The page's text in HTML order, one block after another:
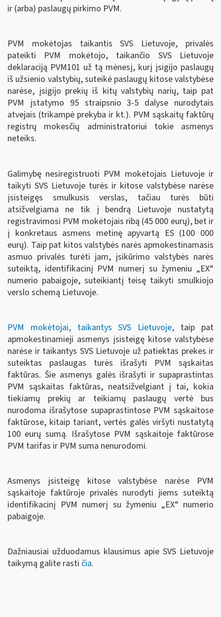
ir (arba) paslaugų pirkimo PVM.
PVM mokėtojas taikantis SVS Lietuvoje, privalės
pateikti PVM mokėtojo, taikančio SVS Lietuvoje
deklaraciją PVM101 už tą mėnesį, kurį įsigijo paslaugų
iš užsienio valstybių, suteikė paslaugų kitose valstybėse
narėse, įsigijo prekių iš kitų valstybių narių, taip pat
PVM įstatymo 95 straipsnio 3-5 dalyse nurodytais
atvejais (trikampė prekyba ir kt.). PVM sąskaitų faktūrų
registrų mokesčių administratoriui tokie asmenys
neteiks.
Galimybę nesiregistruoti PVM mokėtojais Lietuvoje ir
taikyti SVS Lietuvoje turės ir kitose valstybėse narėse
įsisteigęs smulkusis verslas, tačiau turės būti
atsižvelgiama ne tik į bendrą Lietuvoje nustatytą
registravimosi PVM mokėtojais ribą (45 000 eurų), bet ir
į konkretaus asmens metinę apyvartą ES (100 000
eurų). Taip pat kitos valstybės narės apmokestinamasis
asmuo privalės turėti jam, įsikūrimo valstybės narės
suteiktą, identifikacinį PVM numerį su žymeniu „EX“
numerio pabaigoje, suteikiantį teisę taikyti smulkiojo
verslo schemą Lietuvoje.
PVM mokėtojai, taikantys SVS Lietuvoje, taip pat
apmokestinamieji asmenys įsisteigę kitose valstybėse
narėse ir taikantys SVS Lietuvoje už patiektas prekes ir
suteiktas paslaugas turės išrašyti PVM sąskaitas
faktūras. Šie asmenys galės išrašyti ir supaprastintas
PVM sąskaitas faktūras, neatsižvelgiant į tai, kokia
tiekiamų prekių ar teikiamų paslaugų vertė bus
nurodoma išrašytose supaprastintose PVM sąskaitose
faktūrose, kitaip tariant, vertės galės viršyti nustatytą
100 eurų sumą. Išrašytose PVM sąskaitoje faktūrose
PVM tarifas ir PVM suma nenurodomi.
Asmenys įsisteigę kitose valstybėse narėse PVM
sąskaitoje faktūroje privalės nurodyti jiems suteiktą
identifikacinį PVM numerį su žymeniu „EX“ numerio
pabaigoje.
Dažniausiai užduodamus klausimus apie SVS Lietuvoje
taikymą galite rasti čia.